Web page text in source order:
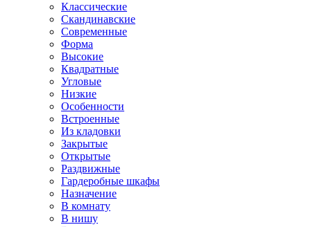
Классические
Скандинавские
Современные
Форма
Высокие
Квадратные
Угловые
Низкие
Особенности
Встроенные
Из кладовки
Закрытые
Открытые
Раздвижные
Гардеробные шкафы
Назначение
В комнату
В нишу